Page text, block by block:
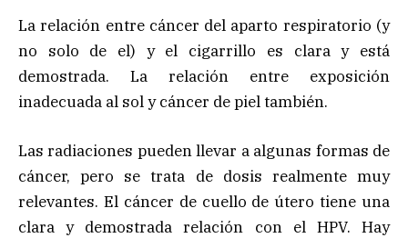
La relación entre cáncer del aparto respiratorio (y
no solo de el) y el cigarrillo es clara y está
demostrada. La relación entre exposición
inadecuada al sol y cáncer de piel también.
Las radiaciones pueden llevar a algunas formas de
cáncer, pero se trata de dosis realmente muy
relevantes. El cáncer de cuello de útero tiene una
clara y demostrada relación con el HPV. Hay